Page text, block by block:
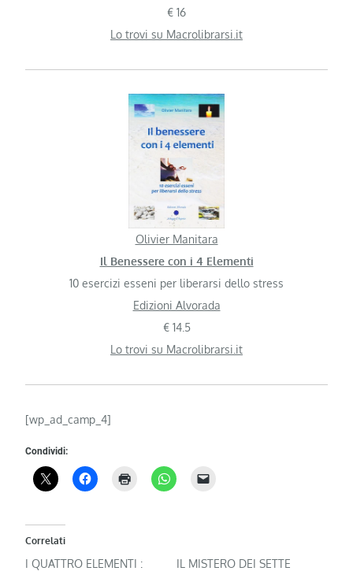
€ 16
Lo trovi su Macrolibrarsi.it
Olivier Manitara
Il Benessere con i 4 Elementi
10 esercizi esseni per liberarsi dello stress
Edizioni Alvorada
€ 14.5
Lo trovi su Macrolibrarsi.it
[wp_ad_camp_4]
Condividi:
Correlati
I QUATTRO ELEMENTI : IL MISTERO DEI SETTE